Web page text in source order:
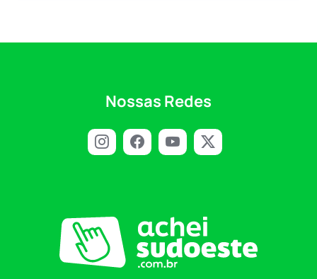
Nossas Redes